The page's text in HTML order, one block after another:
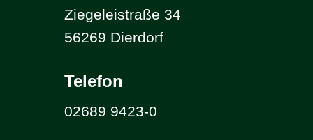
Ziegeleistraße 34
56269 Dierdorf
Telefon
02689 9423-0